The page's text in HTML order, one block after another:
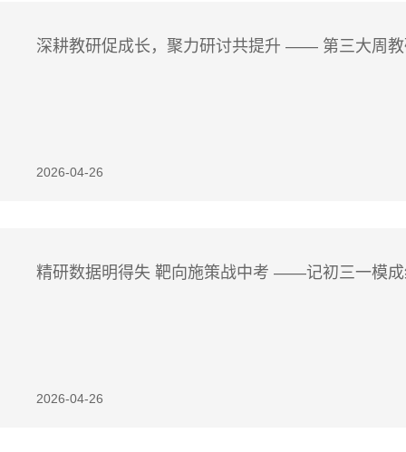
深耕教研促成长，聚力研讨共提升 —— 第三大周
2026-04-26
精研数据明得失 靶向施策战中考 ——记初三一模
2026-04-26